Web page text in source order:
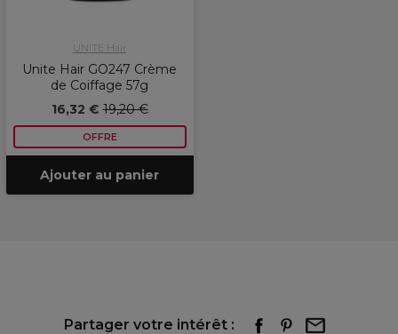
UNITE Hair
Unite Hair GO247 Crème
de Coiffage 57g
16,32 €19,20 €
OFFRE
Ajouter au panier
Partager votre intérêt :